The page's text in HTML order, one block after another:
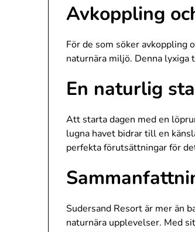
Avkoppling
För de som söker avkoppling
naturnära miljö. Denna
En naturlig
Att starta dagen med en
lugna havet bidrar till en
perfekta förutsättningar för
Sudersand Resort är mer än
naturnära upplevelser. Med